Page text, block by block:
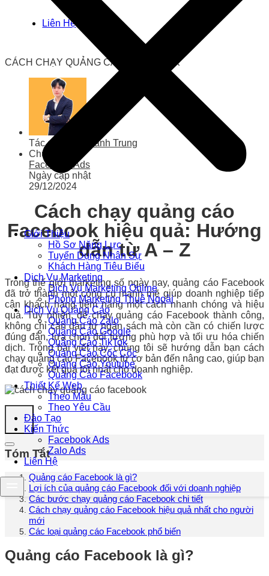
Giới Thiệu
Hồ Sơ Năng Lực
Tuyển Dụng Nhân Sự
Khách Hàng Tiêu Biểu
Dịch Vụ Marketing
Dịch Vụ Marketing Online
Phòng Marketing Thuê Ngoài
Dịch Vụ Quảng Cáo
Quảng Cáo Zalo
Quảng Cáo Google
Quảng Cáo TikTok
Quảng Cáo Cốc Cốc
Quảng Cáo Youtube
Quảng Cáo Facebook
Thiết Kế Web
Theo Mẫu
Theo Yêu Cầu
Đào Tạo
Kiến Thức
Facebook Ads
Zalo Ads
Liên Hệ
Liên Hệ
CÁCH CHẠY QUẢNG CÁO FACEBOOK
Tác giả
Lưu Thành Trung
Chuyên mục
Facebook Ads
Ngày cập nhật
29/12/2024
Cách chạy quảng cáo
Facebook hiệu quả: Hướng
dẫn từ A – Z
Trong thế giới marketing số ngày nay, quảng cáo Facebook
đã trở thành một công cụ mạnh mẽ giúp doanh nghiệp tiếp
cận khách hàng tiềm năng một cách nhanh chóng và hiệu
quả. Tuy nhiên, để chạy quảng cáo Facebook thành công,
không chỉ cần đầu tư ngân sách mà còn cần có chiến lược
đúng đắn, lựa chọn đối tượng phù hợp và tối ưu hóa chiến
dịch. Trong bài viết này, chúng tôi sẽ hướng dẫn bạn cách
chạy quảng cáo Facebook từ cơ bản đến nâng cao, giúp bạn
đạt được kết quả tốt nhất cho doanh nghiệp.
Tóm Tắt
Quảng cáo Facebook là gì?
Lợi ích của quảng cáo Facebook đối với doanh nghiệp
Các bước chạy quảng cáo Facebook chi tiết
Cách chạy quảng cáo Facebook hiệu quả nhất cho người
mới
Các loại quảng cáo Facebook phổ biến
Quảng cáo Facebook là gì?